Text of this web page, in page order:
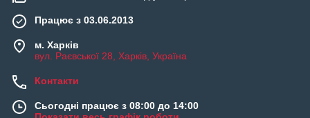
Працює з 03.06.2013
м. Харків
вул. Раєвської 28, Харків, Україна
Контакти
Сьогодні працює з 08:00 до 14:00